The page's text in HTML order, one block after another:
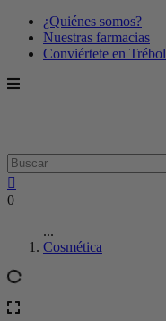
¿Quiénes somos?
Nuestras farmacias
Conviértete en Trébol
0
...
Cosmética